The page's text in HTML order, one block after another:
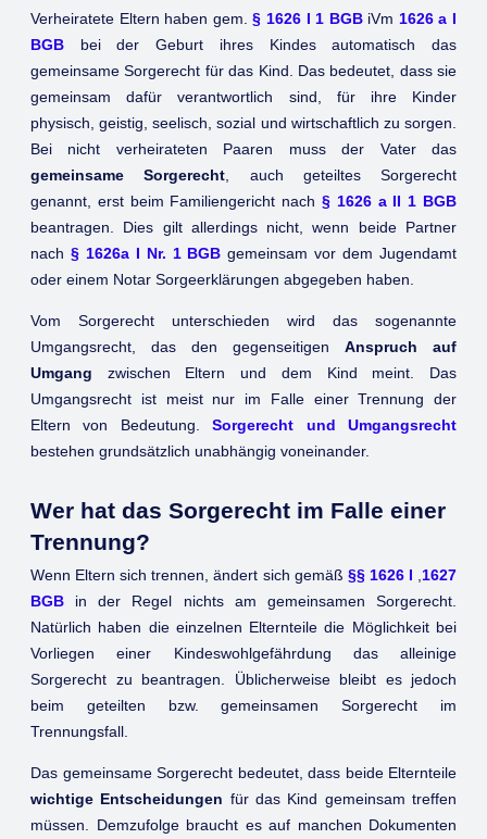
Verheiratete Eltern haben gem.§ 1626 I 1 BGBiVm 1626 a I
BGB bei der Geburt ihres Kindes automatisch das
gemeinsame Sorgerecht für das Kind. Das bedeutet, dass sie
gemeinsam dafür verantwortlich sind, für ihre Kinder
physisch, geistig, seelisch, sozial und wirtschaftlich zu sorgen.
Bei nicht verheirateten Paaren muss der Vater das
gemeinsame Sorgerecht , auch geteiltes Sorgerecht
genannt, erst beim Familiengericht nach § 1626 a II 1 BGB
beantragen. Dies gilt allerdings nicht, wenn beide Partner
nach § 1626a I Nr. 1 BGB gemeinsam vor dem Jugendamt
oder einem Notar Sorgeerklärungen abgegeben haben.
Vom Sorgerecht unterschieden wird das sogenannte
Umgangsrecht, das den gegenseitigen Anspruch auf
Umgang zwischen Eltern und dem Kind meint. Das
Umgangsrecht ist meist nur im Falle einer Trennung der
Eltern von Bedeutung.Sorgerecht und Umgangsrecht
bestehen grundsätzlich unabhängig voneinander.
Wer hat das Sorgerecht im Falle einer
Trennung?
Wenn Eltern sich trennen, ändert sich gemäß §§ 1626 I
1627
BGB in der Regel nichts am gemeinsamen Sorgerecht.
Natürlich haben die einzelnen Elternteile die Möglichkeit bei
Vorliegen einer Kindeswohlgefährdung das alleinige
Sorgerecht zu beantragen. Üblicherweise bleibt es jedoch
beim geteilten bzw. gemeinsamen Sorgerecht im
Trennungsfall.
Das gemeinsame Sorgerecht bedeutet, dass beide Elternteile
wichtige Entscheidungen für das Kind gemeinsam treffen
müssen. Demzufolge braucht es auf manchen Dokumenten